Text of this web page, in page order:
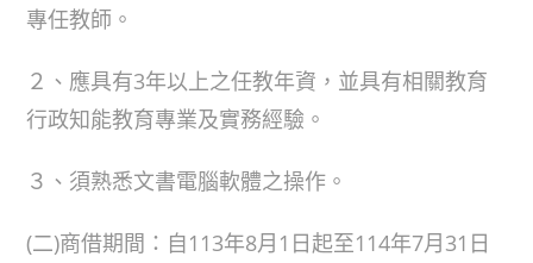
專任教師。
２、應具有3年以上之任教年資，並具有相關教育
行政知能教育專業及實務經驗。
３、須熟悉文書電腦軟體之操作。
(二)商借期間：自113年8月1日起至114年7月31日